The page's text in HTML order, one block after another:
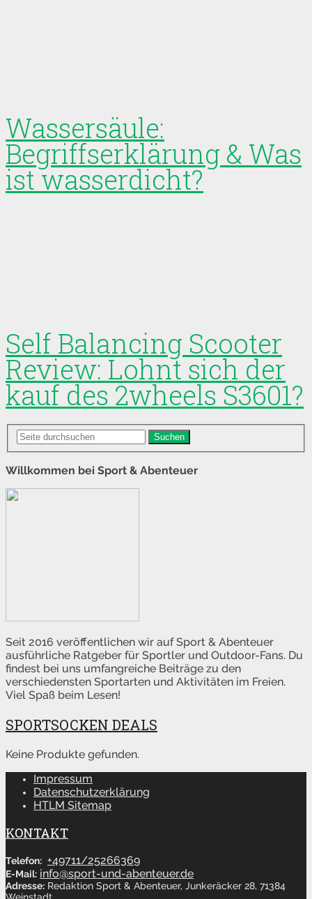
Wassersäule:
Begriffserklärung & Was
ist wasserdicht?
Self Balancing Scooter
Review: Lohnt sich der
kauf des 2wheels S3601?
Suchen
Willkommen bei Sport & Abenteuer
Seit 2016 veröffentlichen wir auf Sport & Abenteuer
ausführliche Ratgeber für Sportler und Outdoor-Fans. Du
findest bei uns umfangreiche Beiträge zu den
verschiedensten Sportarten und Aktivitäten im Freien.
Viel Spaß beim Lesen!
SPORTSOCKEN DEALS
Keine Produkte gefunden.
Impressum
Datenschutzerklärung
HTLM Sitemap
KONTAKT
Telefon: +49711/25266369
E-Mail: info@sport-und-abenteuer.de
Adresse: Redaktion Sport & Abenteuer, Junkeräcker 28, 71384
Weinstadt